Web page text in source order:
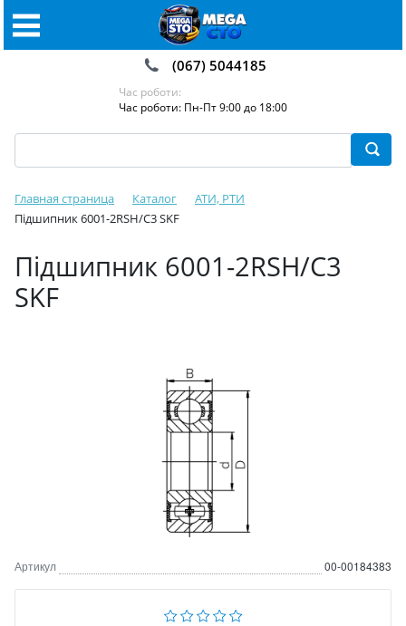
(067) 5044185
Час роботи:
Час роботи: Пн-Пт 9:00 до 18:00
Главная страница Каталог
АТИ, РТИ
Підшипник 6001-2RSH/C3 SKF
Підшипник 6001-2RSH/C3
SKF
Артикул 00-00184383